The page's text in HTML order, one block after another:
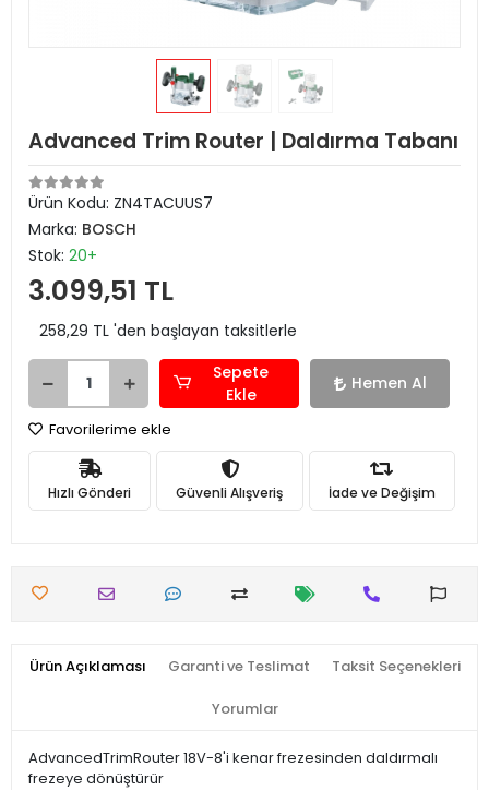
Advanced Trim Router | Daldırma Tabanı
Ürün Kodu: ZN4TACUUS7
Marka: BOSCH
Stok: 20+
3.099,51 TL
258,29 TL 'den başlayan taksitlerle
Sepete
Ekle
Hemen Al
Favorilerime ekle
Hızlı Gönderi Güvenli Alışveriş İade ve Değişim
Ürün Açıklaması Garanti ve Teslimat Taksit Seçenekleri
Yorumlar
AdvancedTrimRouter 18V-8'i kenar frezesinden daldırmalı
frezeye dönüştürür